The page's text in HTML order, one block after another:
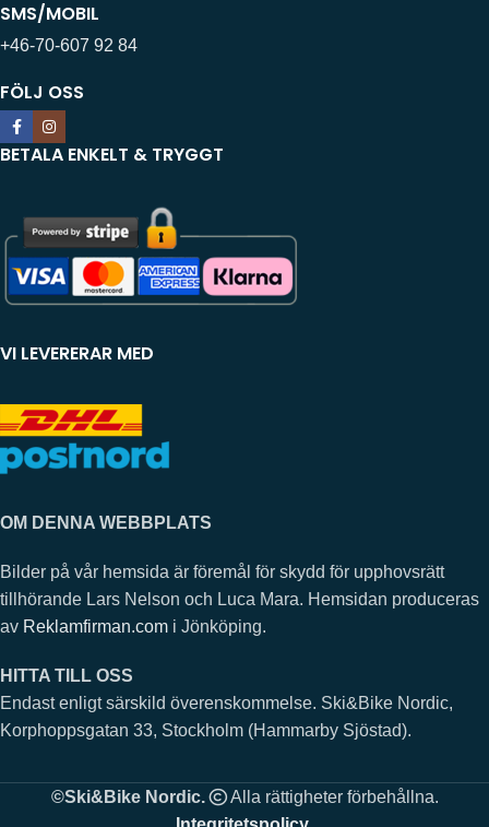
SMS/MOBIL
+46-70-607 92 84
FÖLJ OSS
BETALA ENKELT & TRYGGT
VI LEVERERAR MED
OM DENNA WEBBPLATS
Bilder på vår hemsida är föremål för skydd för upphovsrätt
tillhörande Lars Nelson och Luca Mara. Hemsidan produceras
av Reklamfirman.com i Jönköping.
HITTA TILL OSS
Endast enligt särskild överenskommelse. Ski&Bike Nordic,
Korphoppsgatan 33, Stockholm (Hammarby Sjöstad).
©Ski&Bike Nordic.
Alla rättigheter förbehållna.